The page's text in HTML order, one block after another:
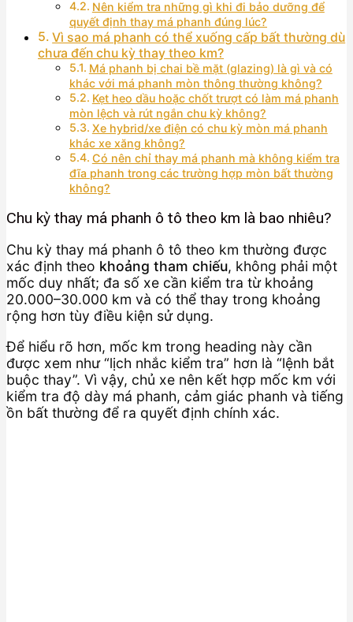
Nên kiểm tra những gì khi đi bảo dưỡng để
quyết định thay má phanh đúng lúc?
Vì sao má phanh có thể xuống cấp bất thường dù
chưa đến chu kỳ thay theo km?
Má phanh bị chai bề mặt (glazing) là gì và có
khác với má phanh mòn thông thường không?
Kẹt heo dầu hoặc chốt trượt có làm má phanh
mòn lệch và rút ngắn chu kỳ không?
Xe hybrid/xe điện có chu kỳ mòn má phanh
khác xe xăng không?
Có nên chỉ thay má phanh mà không kiểm tra
đĩa phanh trong các trường hợp mòn bất thường
không?
Chu kỳ thay má phanh ô tô theo km là bao nhiêu?
Chu kỳ thay má phanh ô tô theo km thường được
xác định theo khoảng tham chiếu, không phải một
mốc duy nhất; đa số xe cần kiểm tra từ khoảng
20.000–30.000 km và có thể thay trong khoảng
rộng hơn tùy điều kiện sử dụng.
Để hiểu rõ hơn, mốc km trong heading này cần
được xem như “lịch nhắc kiểm tra” hơn là “lệnh bắt
buộc thay”. Vì vậy, chủ xe nên kết hợp mốc km với
kiểm tra độ dày má phanh, cảm giác phanh và tiếng
ồn bất thường để ra quyết định chính xác.